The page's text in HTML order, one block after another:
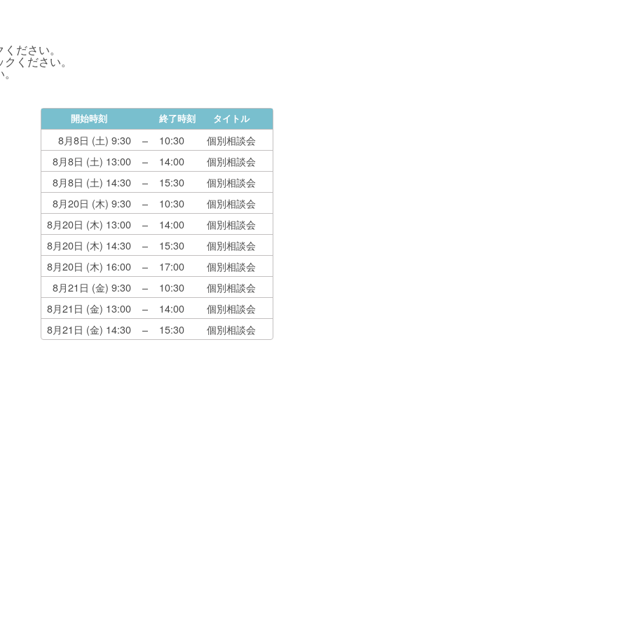
ださい。
ください。
開始時刻 終了時刻 タイトル
8月8日 (土) 9:30 – 10:30
個別相談会
8月8日 (土) 13:00 – 14:00
個別相談会
8月8日 (土) 14:30 – 15:30
個別相談会
8月20日 (木) 9:30 – 10:30
個別相談会
8月20日 (木) 13:00 – 14:00
個別相談会
8月20日 (木) 14:30 – 15:30
個別相談会
8月20日 (木) 16:00 – 17:00
個別相談会
8月21日 (金) 9:30 – 10:30
個別相談会
8月21日 (金) 13:00 – 14:00
個別相談会
8月21日 (金) 14:30 – 15:30 個別相談会